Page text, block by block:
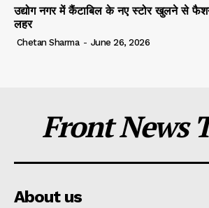
उद्योग नगर में कैंटाबिल के नए स्टोर खुलने से
लहर
Chetan Sharma - June 26, 2026
Front News
About us